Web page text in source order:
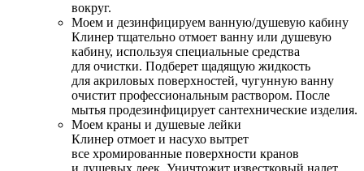
вокруг.
Моем и дезинфицируем ванную/душевую кабину
Клинер тщательно отмоет ванну или душевую
кабину, используя специальные средства
для очистки. Подберет щадящую жидкость
для акриловых поверхностей, чугунную ванну
очистит профессиональным раствором. После
мытья продезинфицирует сантехнические изделия.
Моем краны и душевые лейки
Клинер отмоет и насухо вытрет
все хромированные поверхности кранов
и душевых леек. Уничтожит известковый налет,